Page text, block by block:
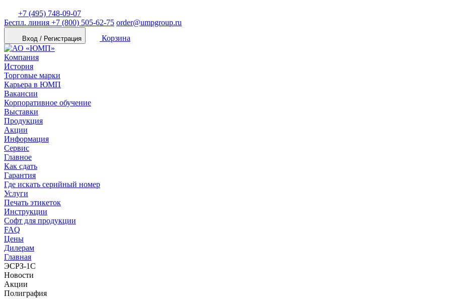
+7 (495) 748-09-07
Беспл. линия +7 (800) 505-62-75 order@umpgroup.ru
Вход / Регистрация Корзина
Компания
История
Торговые марки
Карьера в ЮМП
Вакансии
Корпоративное обучение
Выставки
Продукция
Акции
Информация
Сервис
Главное
Как сдать
Гарантия
Где искать серийный номер
Услуги
Печать этикеток
Инструкции
Софт для продукции
FAQ
Цены
Дилерам
Главная
ЭСРЗ-1С
Новости
Акции
Полиграфия